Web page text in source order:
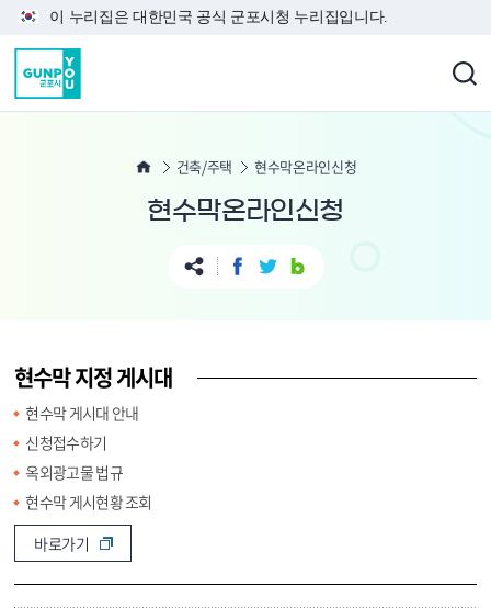
본문 바로가기
이 누리집은 대한민국 공식 군포시청 누리집입니다.
건축/주택 현수막온라인신청
현수막온라인신청
현수막 지정 게시대
현수막 게시대 안내
신청접수하기
옥외광고물 법규
현수막 게시현황 조회
바로가기